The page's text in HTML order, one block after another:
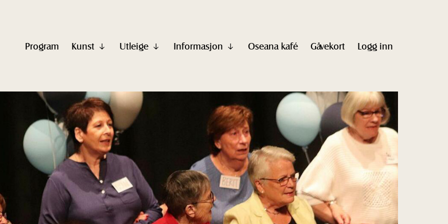
Program Kunst
Vis
Utleige
Vis
Informasjon
Vis
Oseana kafé Gåvekort Logg inn